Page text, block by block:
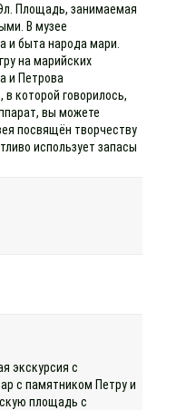
Площадь, занимаемая
В музее
и быта народа мари.
на марийских
и Петрова
которой говорилось,
вы можете
посвящён творчеству
использует запасы
экскурсия с
с памятником Петру и
площадь с